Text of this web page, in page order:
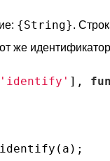
{String}.
же
'identify' ],